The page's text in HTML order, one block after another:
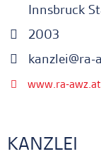
Innsbruck
2003
kanzlei@ra-
www.ra-awz.at
KANZLEI